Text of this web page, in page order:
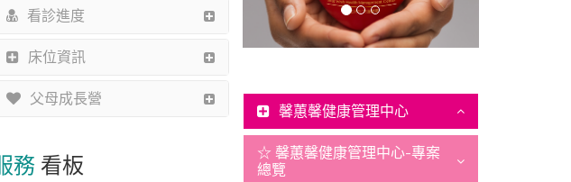
看診進度
床位資訊
父母成長營
務 看板
馨蕙馨健康管理中心
☆ 馨蕙馨健康管理中心-專案
總覽